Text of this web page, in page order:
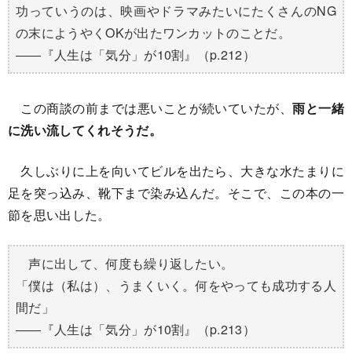
功っていうのは、映画やドラマみたいにたくさんのNG
の末にようやくOKが出たワンカットのことだ。
――『人生は「気分」が10割』（p.212）
この商談の前までは悪いことが続いていたが、雨と一緒
に洗い流してくれそうだ。
久しぶりに上を向いてビルを出たら、大きな水たまりに
足を突っ込み、靴下まで染み込んだ。そこで、この本の一
節を思い出した。
声に出して、何度も繰り返したい。
「僕は（私は）、うまくいく。何をやっても成功する人
間だ」
――『人生は「気分」が10割』（p.213）